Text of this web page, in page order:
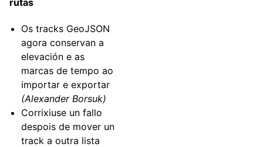
Os tracks GeoJSON
agora conservan a
elevación e as
marcas de tempo ao
importar e exportar
(Alexander Borsuk)
Corrixiuse un fallo
despois de mover un
track a outra lista